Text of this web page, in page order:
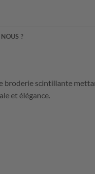
?
broderie scintillante
et élégance.